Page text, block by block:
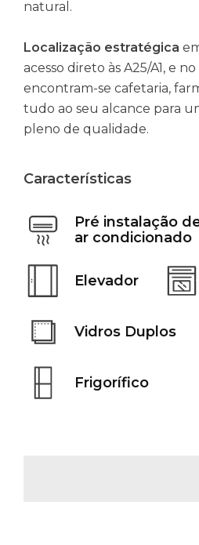
natural.
Localização estratégica
acesso direto às A25/A1, e
encontram-se cafetaria,
tudo ao seu alcance para
pleno de qualidade.
Características
Pré instalação
ar condicionado
Elevador
Vidros Duplos
Frigorífico